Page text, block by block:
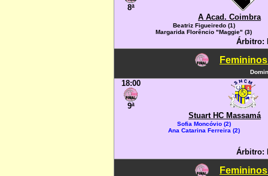
8ª
A Acad. Coimbra
Beatriz Figueiredo (1)
Margarida Florêncio "Maggie" (3)
Árbitro:
18:00
9ª
Stuart HC Massamá
Sofia Moncóvio (2)
Ana Catarina Ferreira (2)
Árbitro: